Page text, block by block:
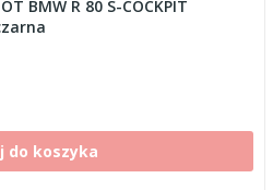
BMW R 80 S-COCKPIT
do koszyka